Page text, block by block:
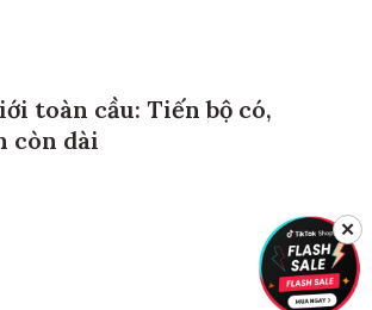
toàn cầu: Tiến bộ có,
còn dài
✕